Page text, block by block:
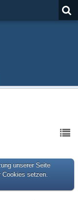
unserer Seite
Cookies setzen.